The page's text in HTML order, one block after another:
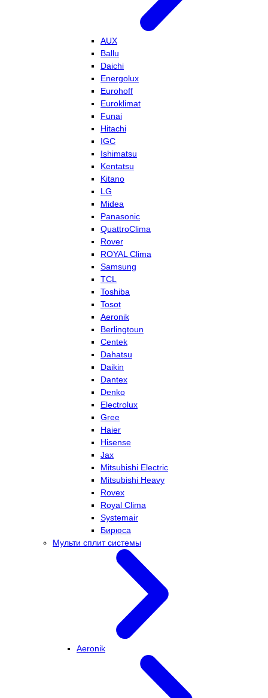
AUX
Ballu
Daichi
Energolux
Eurohoff
Euroklimat
Funai
Hitachi
IGC
Ishimatsu
Kentatsu
Kitano
LG
Midea
Panasonic
QuattroClima
Rover
ROYAL Clima
Samsung
TCL
Toshiba
Tosot
Aeronik
Berlingtoun
Centek
Dahatsu
Daikin
Dantex
Denko
Electrolux
Gree
Haier
Hisense
Jax
Mitsubishi Electric
Mitsubishi Heavy
Rovex
Royal Clima
Systemair
Бирюса
Мульти сплит системы
Aeronik